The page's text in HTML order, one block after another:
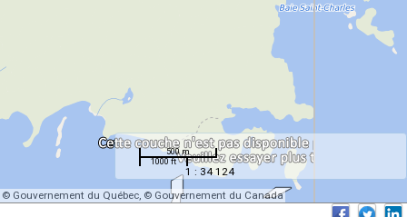
500 m
1000 ft
1 : 34 124
© Gouvernement du Québec, © Gouvernement du Canada